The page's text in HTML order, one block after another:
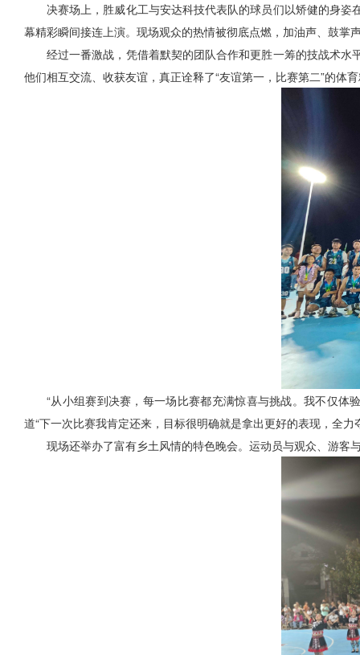
决赛场上，胜威化工与安达科技代表队的球员们以矫健的身
幕精彩瞬间接连上演。现场观众的热情被彻底点燃，加油声、鼓掌
经过一番激战，凭借着默契的团队合作和更胜一筹的技战术
他们相互交流、收获友谊，真正诠释了“友谊第一，比赛第二”的体
“从小组赛到决赛，每一场比赛都充满惊喜与挑战。我不仅
道“下一次比赛我肯定还来，目标很明确就是拿出更好的表现，全力
现场还举办了富有乡土风情的特色晚会。运动员与观众、游客